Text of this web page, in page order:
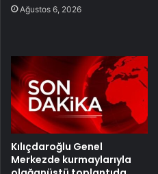
Ağustos 6, 2026
Kılıçdaroğlu Genel
Merkezde kurmaylarıyla